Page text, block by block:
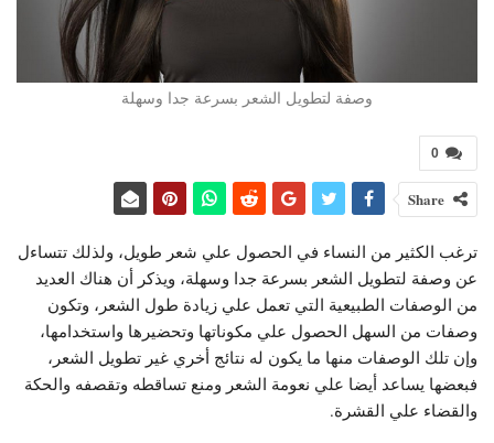
وصفة لتطويل الشعر بسرعة جدا وسهلة
0
Share
ترغب الكثير من النساء في الحصول علي شعر طويل، ولذلك تتساءل
عن وصفة لتطويل الشعر بسرعة جدا وسهلة، ويذكر أن هناك العديد
من الوصفات الطبيعية التي تعمل علي زيادة طول الشعر، وتكون
وصفات من السهل الحصول علي مكوناتها وتحضيرها واستخدامها،
وإن تلك الوصفات منها ما يكون له نتائج أخري غير تطويل الشعر،
فبعضها يساعد أيضا علي نعومة الشعر ومنع تساقطه وتقصفه والحكة
والقضاء علي القشرة.